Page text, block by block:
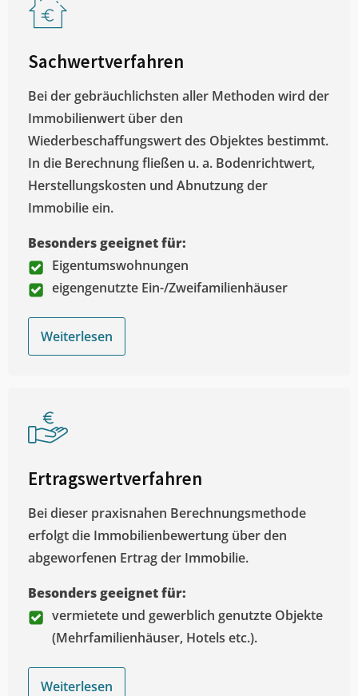
Sachwertverfahren
Bei der gebräuchlichsten aller Methoden wird der
Immobilienwert über den
Wiederbeschaffungswert des Objektes bestimmt.
In die Berechnung fließen u. a. Bodenrichtwert,
Herstellungskosten und Abnutzung der
Immobilie ein.
Besonders geeignet für:
Eigentumswohnungen
eigengenutzte Ein-/Zweifamilienhäuser
Weiterlesen
Ertragswertverfahren
Bei dieser praxisnahen Berechnungsmethode
erfolgt die Immobilienbewertung über den
abgeworfenen Ertrag der Immobilie.
Besonders geeignet für:
vermietete und gewerblich genutzte Objekte
(Mehrfamilienhäuser, Hotels etc.).
Weiterlesen